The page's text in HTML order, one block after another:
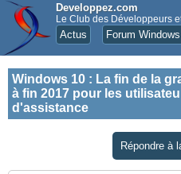
Developpez.com
Le Club des Développeurs
Actus Forum
Windows 10 : La fin de la
à fin 2017 pour les
d'assistance
Répondre à